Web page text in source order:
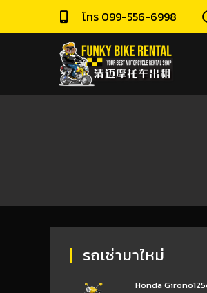
โทร 099-556-6998
รถเช่ามาใหม่
Honda